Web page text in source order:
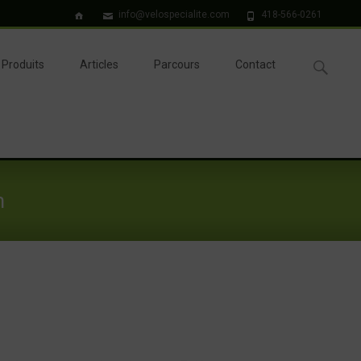
418-566-0261
info@velospecialite.com
Produits Articles Parcours Contact